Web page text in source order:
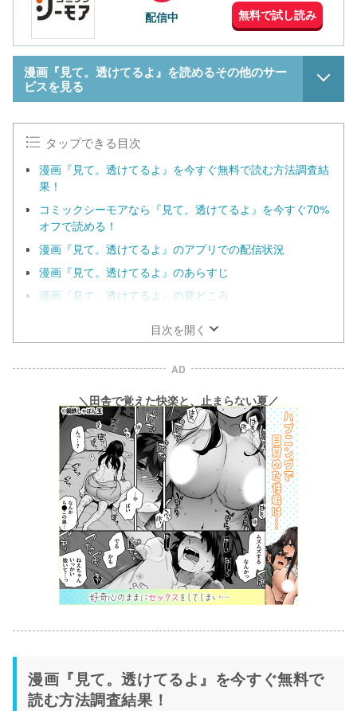
配信中
無料で試し読み
漫画『見て。透けてるよ』を読めるその他のサー
ビスを見る
タップできる目次
漫画『見て。透けてるよ』を今すぐ無料で読む方法調査結
果！
コミックシーモアなら『見て。透けてるよ』を今すぐ70%
オフで読める！
漫画『見て。透けてるよ』のアプリでの配信状況
漫画『見て。透けてるよ』のあらすじ
漫画『見て。透けてるよ』の見どころ
目次を開く
AD
＼田舎で覚えた快楽と、止まらない夏／
漫画『見て。透けてるよ』を今すぐ無料で
読む方法調査結果！